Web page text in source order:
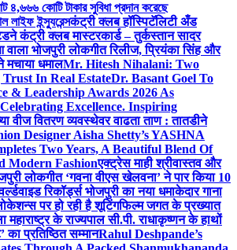
কোটি টাকার সুবিধা প্রদান করেছে
ইন্স্যুরেন্সकंट्री क्लब हॉस्पिटॅलिटी अँड
कंट्री क्लब मास्टरकार्ड – तुर्कस्तान सादर
भोजपुरी लोकगीत रिलीज, प्रियंका सिंह और
मचाया धमालMr. Hitesh Nihalani: Two
In Real EstateDr. Basant Goel To
& Leadership Awards 2026 As
Excellence. Inspiring
वीज वितरण व्यवस्थेवर वाढता ताण : तातडीने
Designer Aisha Shetty’s YASHNA
Two Years, A Beautiful Blend Of
Modern Fashionएक्ट्रेस माही श्रीवास्तव और
लोकगीत ‘गवना वीएस खेलवना’ ने पार किया 10
रिकॉर्ड्स भोजपुरी का नया धमाकेदार गाना
पर हो रही है शूटिंगफिल्म जगत के प्रख्यात
के राज्यपाल सी.पी. राधाकृष्णन के हाथों
का प्रतिष्ठित सम्मानRahul Deshpande’s